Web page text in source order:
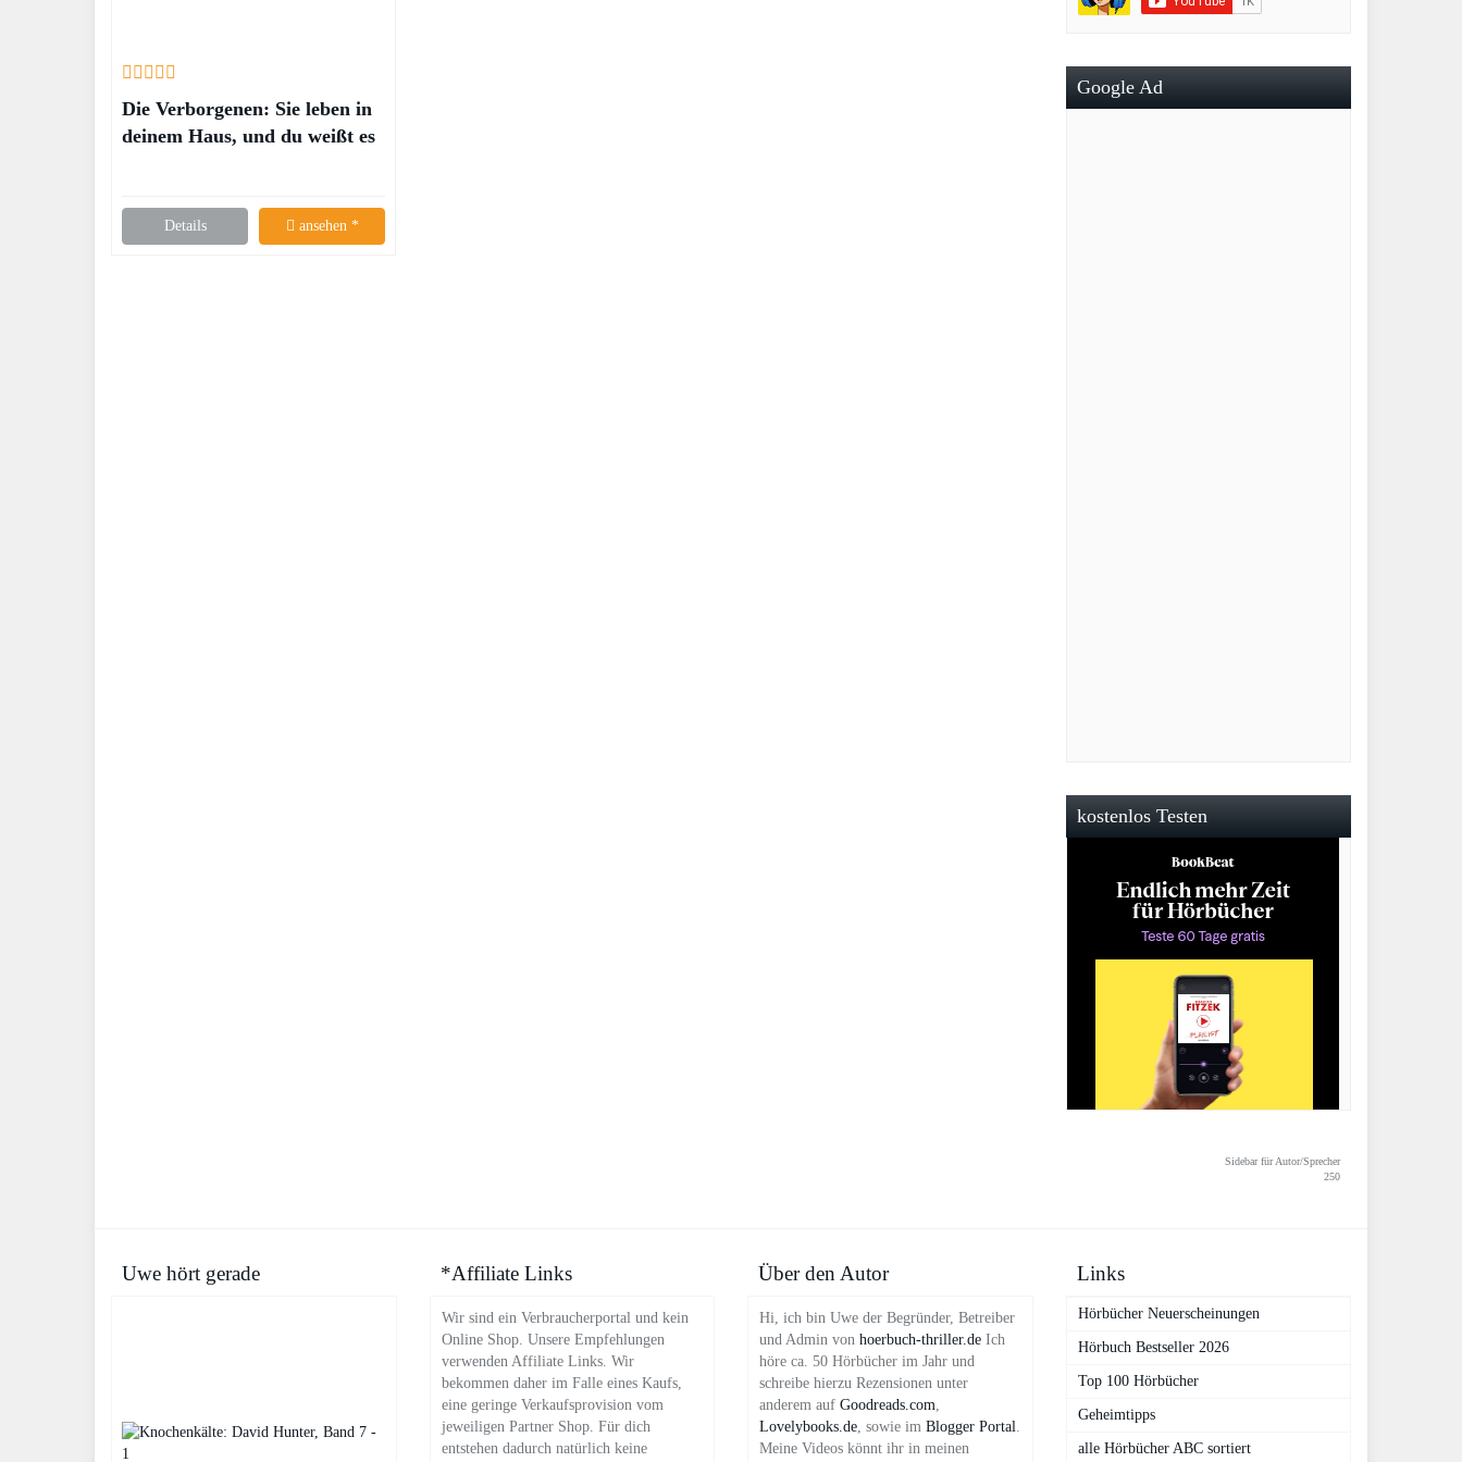
Die Verborgenen: Sie leben in
deinem Haus, und du weißt es
Details ansehen *
Google Ad
kostenlos Testen
Sidebar für Autor/Sprecher
250
Uwe hört gerade *Affiliate Links
Wir sind ein Verbraucherportal und kein
Online Shop. Unsere Empfehlungen
verwenden Affiliate Links. Wir
bekommen daher im Falle eines Kaufs,
eine geringe Verkaufsprovision vom
jeweiligen Partner Shop. Für dich
entstehen dadurch natürlich keine
Über den Autor
Hi, ich bin Uwe der Begründer, Betreiber
und Admin von hoerbuch-thriller.de Ich
höre ca. 50 Hörbücher im Jahr und
schreibe hierzu Rezensionen unter
anderem auf Goodreads.com,
Lovelybooks.de, sowie im Blogger Portal.
Meine Videos könnt ihr in meinen
Links
Hörbücher Neuerscheinungen
Hörbuch Bestseller 2026
Top 100 Hörbücher
Geheimtipps
alle Hörbücher ABC sortiert